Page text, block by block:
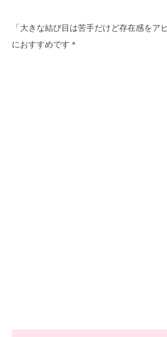
「大きな結び目は苦手だけど存在感をア
におすすめです＊